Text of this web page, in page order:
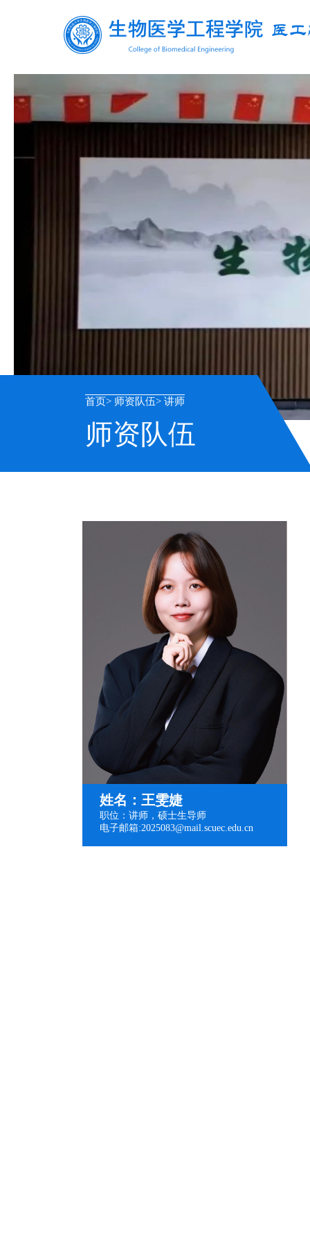
首页 师资队伍 讲师
师资队伍
姓名：王雯婕
职位：讲师，硕士生导师
电子邮箱:2025083@mail.scuec.edu.cn